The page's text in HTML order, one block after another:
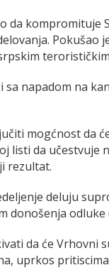
da kompromituje
Pokušao
napadom na
mogćnost da
listi da učestvuje
rezultat.
deluju
donošenja
da će Vrhovni
uprkos